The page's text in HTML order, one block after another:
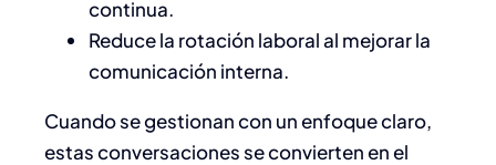
continua.
Reduce la rotación laboral al mejorar la
comunicación interna.
Cuando se gestionan con un enfoque claro,
estas conversaciones se convierten en el